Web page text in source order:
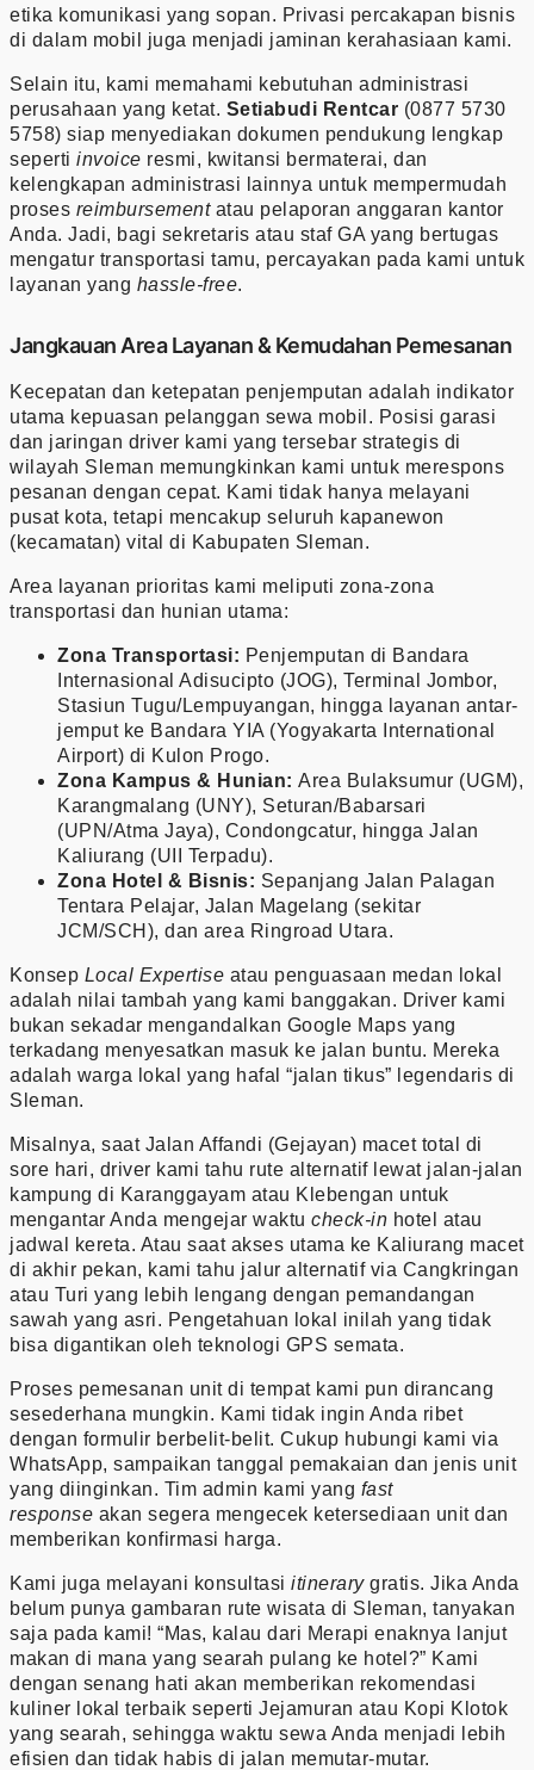
etika komunikasi yang sopan. Privasi percakapan bisnis
di dalam mobil juga menjadi jaminan kerahasiaan kami.
Selain itu, kami memahami kebutuhan administrasi
perusahaan yang ketat. Setiabudi Rentcar (0877 5730
5758) siap menyediakan dokumen pendukung lengkap
seperti invoice resmi, kwitansi bermaterai, dan
kelengkapan administrasi lainnya untuk mempermudah
proses reimbursementatau pelaporan anggaran kantor
Anda. Jadi, bagi sekretaris atau staf GA yang bertugas
mengatur transportasi tamu, percayakan pada kami untuk
layanan yang hassle-free.
Jangkauan Area Layanan & Kemudahan Pemesanan
Kecepatan dan ketepatan penjemputan adalah indikator
utama kepuasan pelanggan sewa mobil. Posisi garasi
dan jaringan driver kami yang tersebar strategis di
wilayah Sleman memungkinkan kami untuk merespons
pesanan dengan cepat. Kami tidak hanya melayani
pusat kota, tetapi mencakup seluruh kapanewon
(kecamatan) vital di Kabupaten Sleman.
Area layanan prioritas kami meliputi zona-zona
transportasi dan hunian utama:
Zona Transportasi: Penjemputan di Bandara
Internasional Adisucipto (JOG), Terminal Jombor,
Stasiun Tugu/Lempuyangan, hingga layanan antar-
jemput ke Bandara YIA (Yogyakarta International
Airport) di Kulon Progo.
Zona Kampus & Hunian: Area Bulaksumur (UGM),
Karangmalang (UNY), Seturan/Babarsari
(UPN/Atma Jaya), Condongcatur, hingga Jalan
Kaliurang (UII Terpadu).
Zona Hotel & Bisnis: Sepanjang Jalan Palagan
Tentara Pelajar, Jalan Magelang (sekitar
JCM/SCH), dan area Ringroad Utara.
Konsep Local Expertise atau penguasaan medan lokal
adalah nilai tambah yang kami banggakan. Driver kami
bukan sekadar mengandalkan Google Maps yang
terkadang menyesatkan masuk ke jalan buntu. Mereka
adalah warga lokal yang hafal “jalan tikus” legendaris di
Sleman.
Misalnya, saat Jalan Affandi (Gejayan) macet total di
sore hari, driver kami tahu rute alternatif lewat jalan-jalan
kampung di Karanggayam atau Klebengan untuk
mengantar Anda mengejar waktu check-in hotel atau
jadwal kereta. Atau saat akses utama ke Kaliurang macet
di akhir pekan, kami tahu jalur alternatif via Cangkringan
atau Turi yang lebih lengang dengan pemandangan
sawah yang asri. Pengetahuan lokal inilah yang tidak
bisa digantikan oleh teknologi GPS semata.
Proses pemesanan unit di tempat kami pun dirancang
sesederhana mungkin. Kami tidak ingin Anda ribet
dengan formulir berbelit-belit. Cukup hubungi kami via
WhatsApp, sampaikan tanggal pemakaian dan jenis unit
yang diinginkan. Tim admin kami yang fast
response akan segera mengecek ketersediaan unit dan
memberikan konfirmasi harga.
Kami juga melayani konsultasi itinerarygratis. Jika Anda
belum punya gambaran rute wisata di Sleman, tanyakan
saja pada kami! “Mas, kalau dari Merapi enaknya lanjut
makan di mana yang searah pulang ke hotel?” Kami
dengan senang hati akan memberikan rekomendasi
kuliner lokal terbaik seperti Jejamuran atau Kopi Klotok
yang searah, sehingga waktu sewa Anda menjadi lebih
efisien dan tidak habis di jalan memutar-mutar.